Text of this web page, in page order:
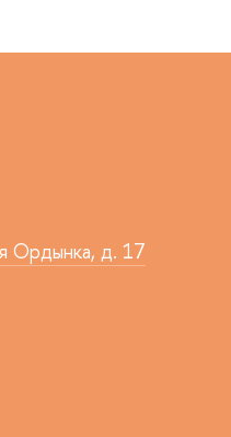
Ордынка, д. 17